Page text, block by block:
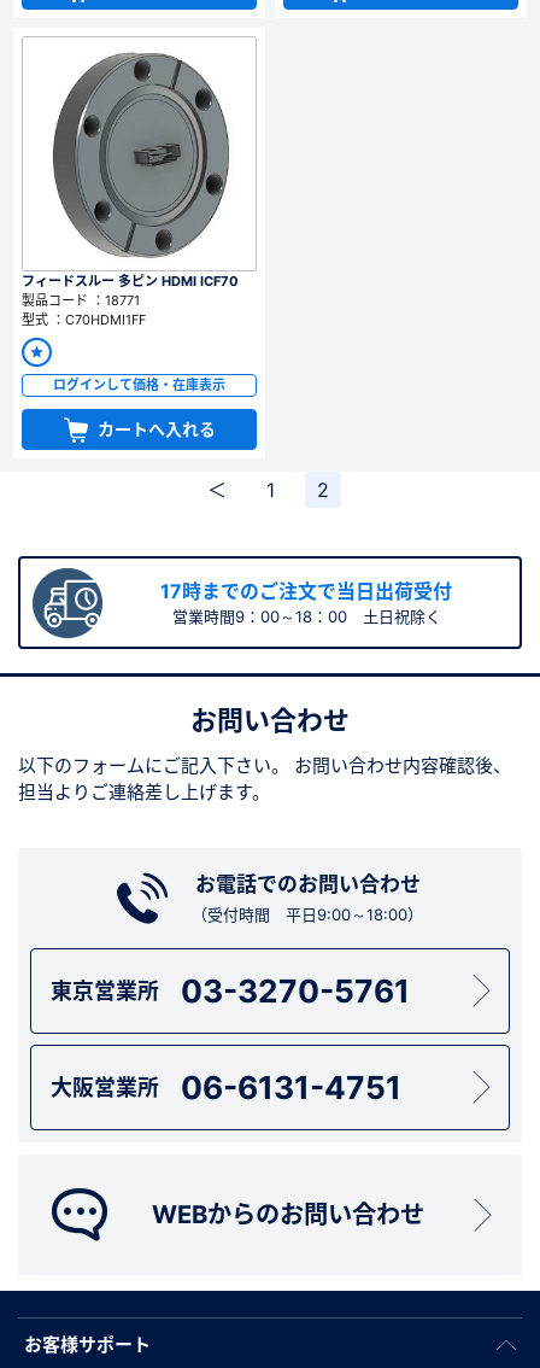
フィードスルー 多ピン HDMI ICF70
製品コード ：18771
型式 ：C70HDMI1FF
ログインして価格・在庫表示
カートへ入れる
＜ 1 2
17時までのご注文で当日出荷受付
営業時間9：00～18：00 土日祝除く
お問い合わせ
以下のフォームにご記入下さい。
お問い合わせ内容確認後、
担当よりご連絡差し上げます。
お電話でのお問い合わせ
（受付時間 平日9:00～18:00）
東京営業所 03-3270-5761
大阪営業所 06-6131-4751
WEBからのお問い合わせ
お客様サポート
ログイン
※パスワードをお忘れの方は、
※メールアドレスを忘れた方は、
い